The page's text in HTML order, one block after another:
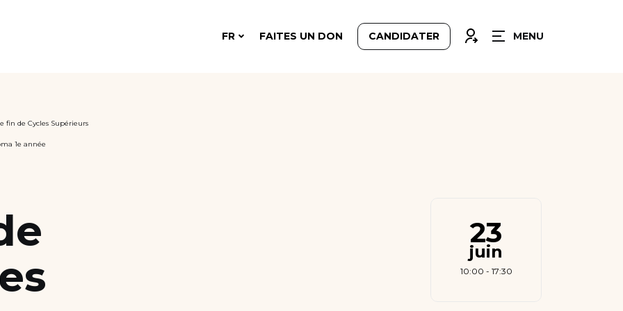
FERMER
FR FAITES UN DON CANDIDATER CONNEXIONMENU
fin de Cycles Supérieurs
1e année
23
juin
10:00 - 17:30